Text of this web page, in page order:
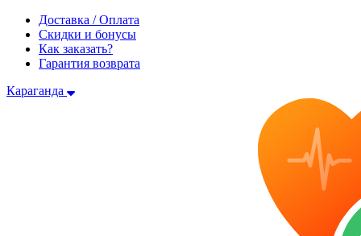
Доставка / Оплата
Скидки и бонусы
Как заказать?
Гарантия возврата
Караганда